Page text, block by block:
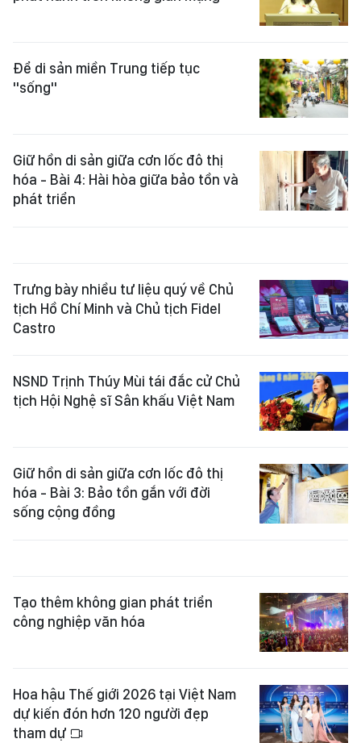
Để di sản miền Trung tiếp tục
"sống"
Giữ hồn di sản giữa cơn lốc đô thị
hóa - Bài 4: Hài hòa giữa bảo tồn và
phát triển
Trưng bày nhiều tư liệu quý về Chủ
tịch Hồ Chí Minh và Chủ tịch Fidel
Castro
NSND Trịnh Thúy Mùi tái đắc cử Chủ
tịch Hội Nghệ sĩ Sân khấu Việt Nam
Giữ hồn di sản giữa cơn lốc đô thị
hóa - Bài 3: Bảo tồn gắn với đời
sống cộng đồng
Tạo thêm không gian phát triển
công nghiệp văn hóa
Hoa hậu Thế giới 2026 tại Việt Nam
dự kiến đón hơn 120 người đẹp
tham dự